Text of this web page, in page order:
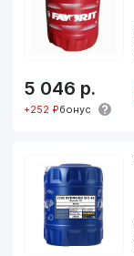
5 046 р.
+252 ₽бонус